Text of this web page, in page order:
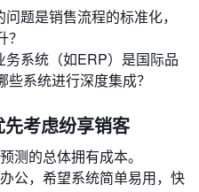
题是销售流程的标准化，
务系统（如ERP）是国际品
系统进行深度集成？
考虑纷享销客
测的总体拥有成本。
公，希望系统简单易用，快